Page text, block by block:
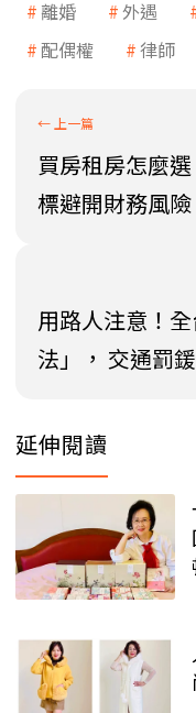
離婚 外遇
配偶權
律師
買房租房怎麼
標避開財務風險
用路人注意！
法」， 交通罰
延伸閱讀